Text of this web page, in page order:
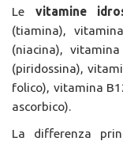
Le vitamine
(tiamina),
(niacina),
(piridossina),
folico), vitamina
ascorbico).
La differenza